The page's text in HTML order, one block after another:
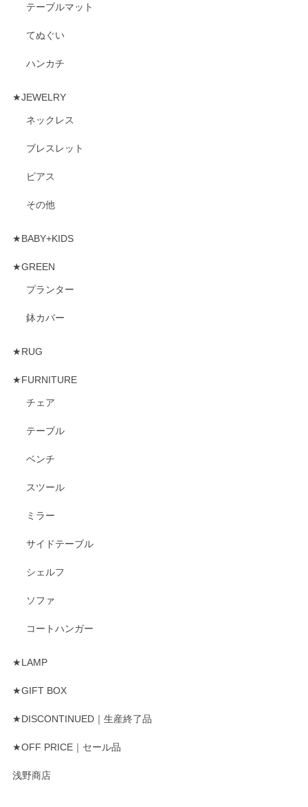
テーブルマット
てぬぐい
ハンカチ
★JEWELRY
ネックレス
ブレスレット
ピアス
その他
★BABY+KIDS
★GREEN
プランター
鉢カバー
★RUG
★FURNITURE
チェア
テーブル
ベンチ
スツール
ミラー
サイドテーブル
シェルフ
ソファ
コートハンガー
★LAMP
★GIFT BOX
★DISCONTINUED｜生産終了品
★OFF PRICE｜セール品
浅野商店